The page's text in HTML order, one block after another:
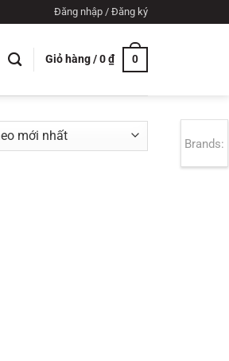
Đăng nhập / Đăng ký
Giỏ hàng /0₫ 0
Brands: